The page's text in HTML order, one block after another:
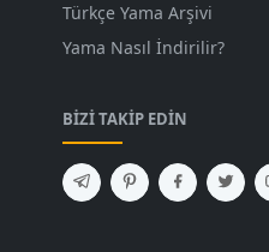
Türkçe Yama Arşivi
Yama Nasıl İndirilir?
BIZI TAKIP EDIN